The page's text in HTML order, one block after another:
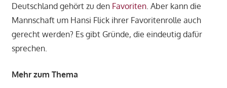
Deutschland gehört zu den Favoriten. Aber kann die
Mannschaft um Hansi Flick ihrer Favoritenrolle auch
gerecht werden? Es gibt Gründe, die eindeutig dafür
sprechen.
Mehr zum Thema